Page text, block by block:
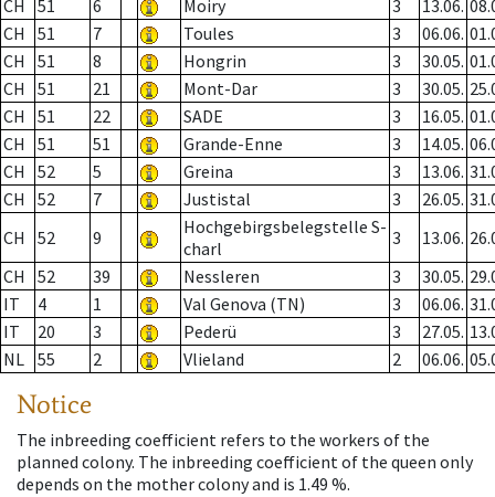
CH 51 6 Moiry 3 13.06.
CH
51 7 Toules 3 06.06.
CH
51 8 Hongrin 3 30.05.
CH
51 21 Mont-Dar 3 30.05.
CH
51 22 SADE 3 16.05.
CH
51 51 Grande-Enne 3 14.05.
CH
52 5 Greina 3 13.06.
CH
52 7 Justistal 3 26.05.
CH
52 9
Hochgebirgsbelegstelle S-
charl
3 13.06.
CH
52 39 Nessleren 3 30.05.
IT
4 1 Val Genova (TN) 3 06.06.
IT
20 3 Pederü 3 27.05.
NL 55 2 Vlieland 2 06.06.
Notice
The inbreeding coefficient refers to the workers of the
planned colony. The inbreeding coefficient of the queen only
depends on the mother colony and is 1.49 %.